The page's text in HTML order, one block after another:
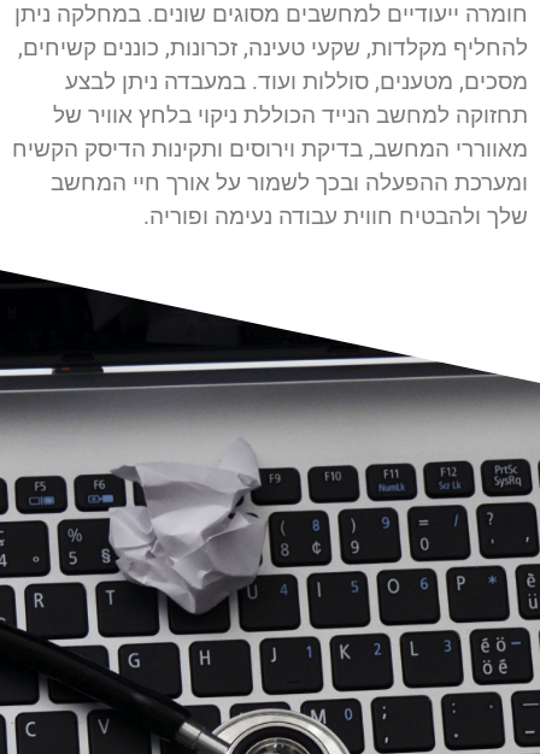
חומרה ייעודיים למחשבים מסוגים שונים. במחלקה ניתן
להחליף מקלדות, שקעי טעינה, זכרונות, כוננים קשיחים,
מסכים, מטענים, סוללות ועוד. במעבדה ניתן לבצע
תחזוקה למחשב הנייד הכוללת ניקוי בלחץ אוויר של
מאווררי המחשב, בדיקת וירוסים ותקינות הדיסק הקשיח
ומערכת ההפעלה ובכך לשמור על אורך חיי המחשב
שלך ולהבטיח חווית עבודה נעימה ופוריה.